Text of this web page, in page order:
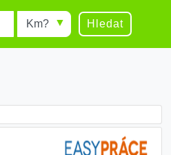
Radius Hledat